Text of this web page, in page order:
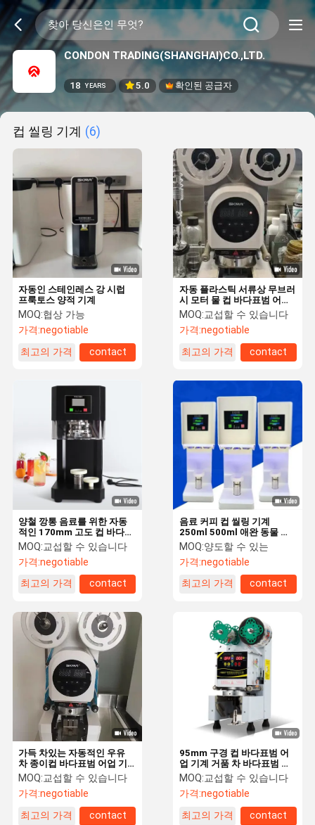
CONDON TRADING(SHANGHAI)CO.,LTD.
18 YEARS 5.0 확인된 공급자
컵 씰링 기계 (6)
자동인 스테인레스 강 시럽
프룩토스 양적 기계
MOQ:협상 가능
가격:negotiable
최고의 가격
contact
자동 플라스틱 서류상 무브러
시 모터 물 컵 바다표범 어업
기계 완전히
MOQ:교섭할 수 있습니다
가격:negotiable
최고의 가격
contact
양철 깡통 음료를 위한 자동
적인 170mm 고도 컵 바다표
범 어업 기계
MOQ:교섭할 수 있습니다
가격:negotiable
최고의 가격
contact
음료 커피 컵 씰링 기계
250ml 500ml 애완 동물 병
씰링 기계
MOQ:양도할 수 있는
가격:negotiable
최고의 가격
contact
가득 차있는 자동적인 우유
차 종이컵 바다표범 어업 기
계 350W 220V
MOQ:교섭할 수 있습니다
가격:negotiable
최고의 가격
contact
95mm 구경 컵 바다표범 어
업 기계 거품 차 바다표범 어
업 기계 25pcs/Min
MOQ:교섭할 수 있습니다
가격:negotiable
최고의 가격
contact